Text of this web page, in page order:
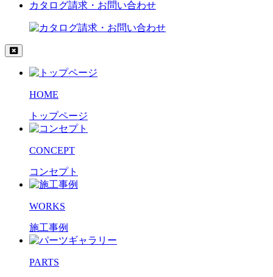
カタログ請求・お問い合わせ
HOME
トップページ
CONCEPT
コンセプト
WORKS
施工事例
PARTS